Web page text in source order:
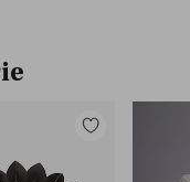
Tilføj